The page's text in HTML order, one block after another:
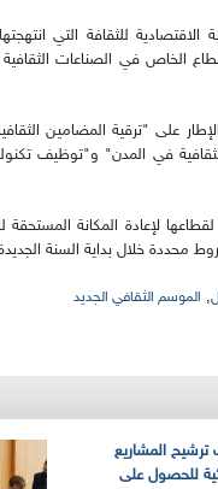
للثقافة التي
الخاص في الصناعات الثقافية
على "ترقية المضامين
في المدن" و"توظيف
لإعادة المكانة
محددة خلال بداية السنة
, الموسم الثقافي الجديد
ترشيح المشاريع
للحصول على